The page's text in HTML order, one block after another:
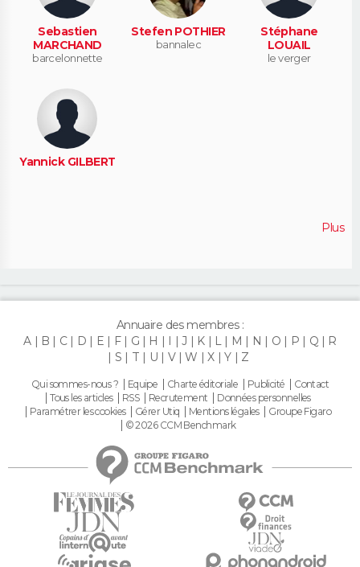
Sebastien
MARCHAND
barcelonnette
Stefen POTHIER
bannalec
Stéphane
LOUAIL
le verger
Yannick GILBERT
Plus
Annuaire des membres :
A
B C D E F G H I J K L M N O P Q
R
S
T U V W X Y Z
Qui sommes-nous ? Equipe Charte éditoriale Publicité
Contact
Tous les articles
RSS Recrutement
Données personnelles
Paramétrer les cookies
Gérer Utiq Mentions légales
Groupe Figaro
© 2026 CCM Benchmark